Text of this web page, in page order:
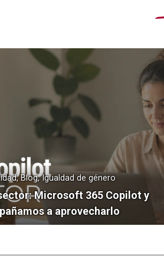
Microsoft 365 Copilot y
a aprovecharlo
Blog, Igualdad de género